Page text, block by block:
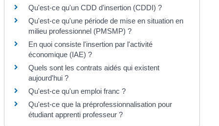
Qu'est-ce qu'un CDD d'insertion (CDDI) ?
Qu'est-ce qu'une période de mise en situation en
milieu professionnel (PMSMP) ?
En quoi consiste l'insertion par l'activité
économique (IAE) ?
Quels sont les contrats aidés qui existent
aujourd'hui ?
Qu'est-ce qu'un emploi franc ?
Qu'est-ce que la préprofessionnalisation pour
étudiant apprenti professeur ?